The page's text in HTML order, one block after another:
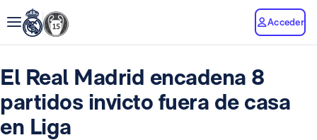
Acceder
El Real Madrid encadena 8
partidos invicto fuera de casa
en Liga